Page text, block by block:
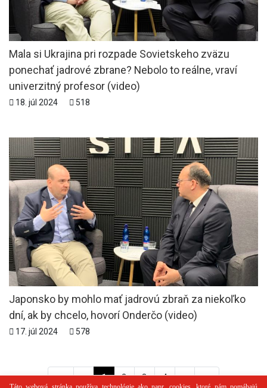
Mala si Ukrajina pri rozpade Sovietskeho zväzu
ponechať jadrové zbrane? Nebolo to reálne, vraví
univerzitný profesor (video)
18. júl 2024 518
Japonsko by mohlo mať jadrovú zbraň za niekoľko
dní, ak by chcelo, hovorí Onderčo (video)
17. júl 2024 578
<< < 1 2 3 4 > >>